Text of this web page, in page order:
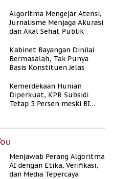
Algoritma Mengejar Atensi,
Jurnalisme Menjaga Akurasi
dan Akal Sehat Publik
Kabinet Bayangan Dinilai
Bermasalah, Tak Punya
Basis Konstituen Jelas
Kemerdekaan Hunian
Diperkuat, KPR Subsidi
Tetap 5 Persen meski BI
Menjawab Perang Algoritma
AI dengan Etika, Verifikasi,
dan Media Tepercaya